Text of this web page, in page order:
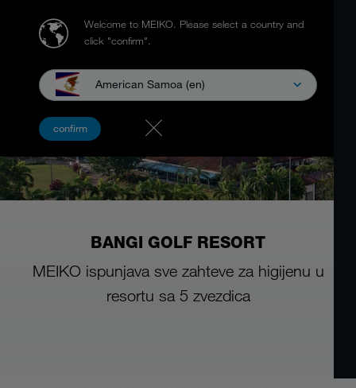
Welcome to MEIKO. Please select a country and
click "confirm".
American Samoa (en)
confirm
BANGI GOLF RESORT
MEIKO ispunjava sve zahteve za higijenu u
resortu sa 5 zvezdica